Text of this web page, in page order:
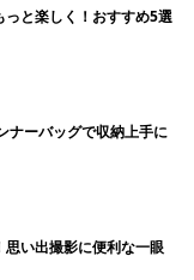
っと楽しく！おすすめ5選
ナーバッグで収納上手に
い出撮影に便利な一眼